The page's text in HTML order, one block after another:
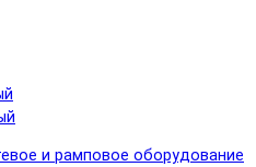
и рамповое оборудование